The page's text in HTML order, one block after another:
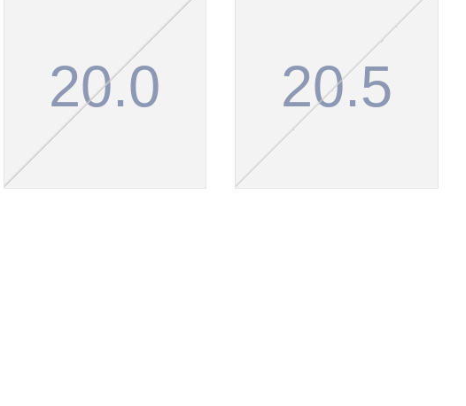
20.0 20.5